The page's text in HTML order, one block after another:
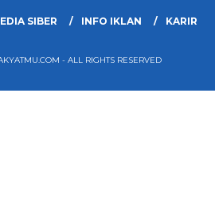
SIBER INFO IKLAN KARIR
- ALL RIGHTS RESERVED